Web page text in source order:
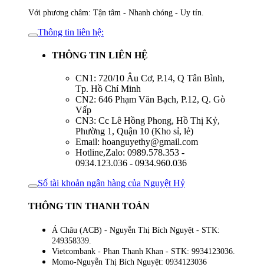
Với phương châm: Tận tâm - Nhanh chóng - Uy tín.
Thông tin liên hệ:
THÔNG TIN LIÊN HỆ
CN1: 720/10 Âu Cơ, P.14, Q Tân Bình,
Tp. Hồ Chí Minh
CN2: 646 Phạm Văn Bạch, P.12, Q. Gò
Vấp
CN3: Cc Lê Hồng Phong, Hồ Thị Kỷ,
Phường 1, Quận 10 (Kho sỉ, lẻ)
Email: hoanguyethy@gmail.com
Hotline,Zalo: 0989.578.353 -
0934.123.036 - 0934.960.036
Số tài khoản ngân hàng của Nguyệt Hỷ
THÔNG TIN THANH TOÁN
Á Châu (ACB) - Nguyễn Thị Bích Nguyệt - STK:
249358339.
Vietcombank - Phan Thanh Khan - STK: 9934123036.
Momo-Nguyễn Thị Bích Nguyệt: 0934123036